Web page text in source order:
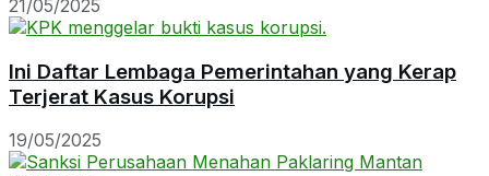
21/05/2025
Ini Daftar Lembaga Pemerintahan yang Kerap
Terjerat Kasus Korupsi
19/05/2025